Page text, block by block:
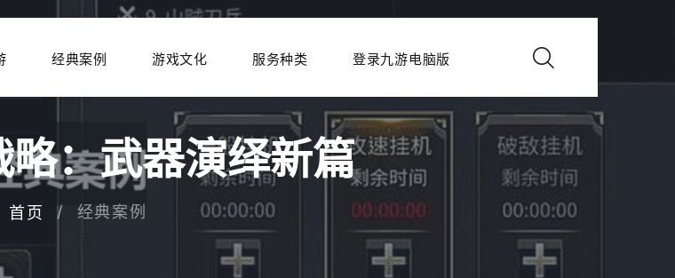
经典案例 游戏文化 服务种类 登录九游电脑版
：武器演绎新篇
首页 经典案例